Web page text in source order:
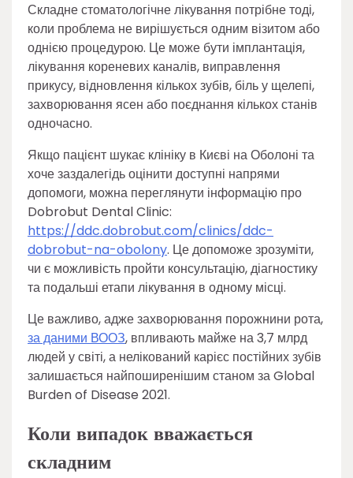
Складне стоматологічне лікування потрібне тоді,
коли проблема не вирішується одним візитом або
однією процедурою. Це може бути імплантація,
лікування кореневих каналів, виправлення
прикусу, відновлення кількох зубів, біль у щелепі,
захворювання ясен або поєднання кількох станів
одночасно.
Якщо пацієнт шукає клініку в Києві на Оболоні та
хоче заздалегідь оцінити доступні напрями
допомоги, можна переглянути інформацію про
Dobrobut Dental Clinic:
https://ddc.dobrobut.com/clinics/ddc-
dobrobut-na-obolony. Це допоможе зрозуміти,
чи є можливість пройти консультацію, діагностику
та подальші етапи лікування в одному місці.
Це важливо, адже захворювання порожнини рота,
за даними ВООЗ, впливають майже на 3,7 млрд
людей у світі, а нелікований карієс постійних зубів
залишається найпоширенішим станом за Global
Burden of Disease 2021.
Коли випадок вважається
складним